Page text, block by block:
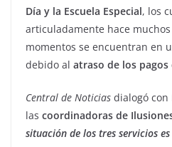
Día y la Escuela Especial, los
articuladamente hace muchos
momentos se encuentran en
debido al atraso de los pagos
Central de Noticias dialogó con
las coordinadoras de
situación de los tres servicios